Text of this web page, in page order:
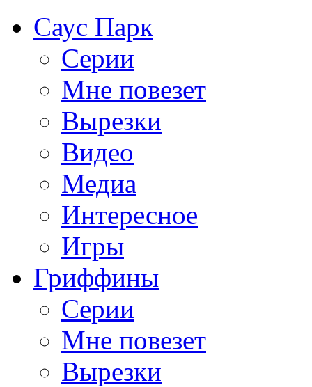
Саус Парк
Серии
Мне повезет
Вырезки
Видео
Медиа
Интересное
Игры
Гриффины
Серии
Мне повезет
Вырезки